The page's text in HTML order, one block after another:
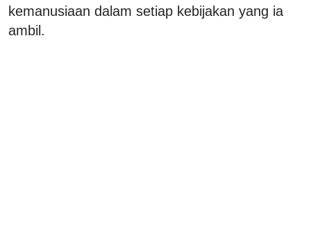
kemanusiaan dalam setiap kebijakan yang ia
ambil.